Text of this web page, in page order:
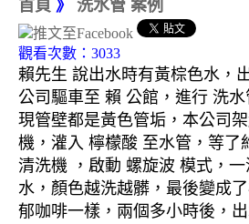
首頁 》 洗水管 案例
觀看次數：3033
賴先生 說出水時有黃棕色水，
公司驅車至 賴 公館，進行 洗
現管壁都是黃色管垢，本公司
機，灌入 檸檬酸 至水管，等了
清洗機 ，啟動 螺旋波 模式，
水，顏色越洗越髒，最後變成
郁咖啡一樣，兩個多小時後，